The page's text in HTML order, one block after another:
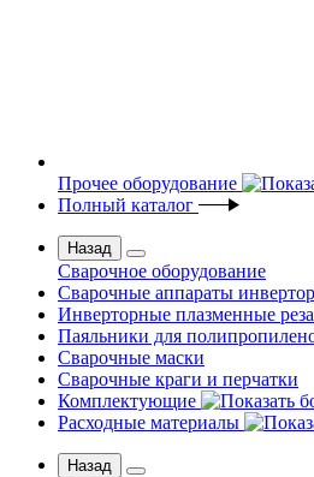
Прочее оборудование
Полный каталог
Назад
Сварочное оборудование
Сварочные аппараты
Инверторные плазменные
Паяльники для
Сварочные маски
Сварочные краги и перчатки
Комплектующие
Расходные материалы
Назад